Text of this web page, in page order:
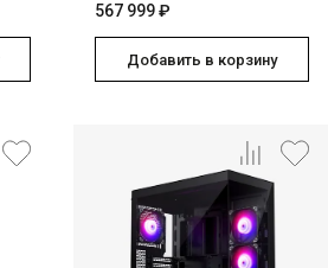
567 999 ₽
Добавить в корзину